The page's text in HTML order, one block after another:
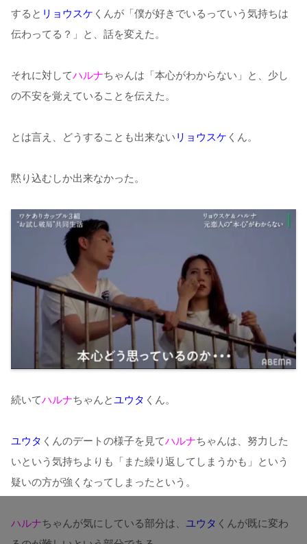
すると リョウスケ くんが「僕が好きでいるっていう気持ちは
伝わってる？」と、話を変えた。
それに対してハルナちゃんは「本心がわからない」と、少し
の不安を覚えていることを伝えた。
とは言え、どうすることも出来ない リョウスケ くん。
黙り込むしか出来なかった。
続いてハルナちゃんとユウタ くん。
ユウタ くんのデートの様子を見てハルナちゃんは、努力した
いという気持ちよりも「また繰り返してしまうかも」という
疑いの方が強くなってしまったという。
ハルナちゃんが気にしている部分は、 ユウタ くんが既に変わ